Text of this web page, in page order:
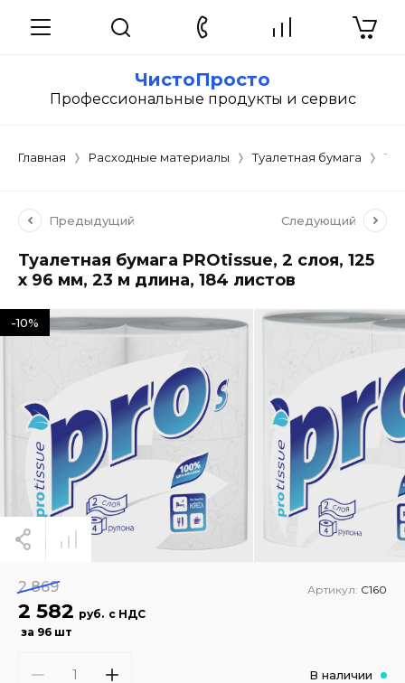
ЧистоПросто
Профессиональные продукты и сервис
Главная Расходные материалы Туалетная бумага
Предыдущий Следующий
Туалетная бумага PROtissue, 2 слоя, 125
х 96 мм, 23 м длина, 184 листов
-10%
2 869
2 582 руб. с НДС
за 96 шт
Артикул: С160
В наличии